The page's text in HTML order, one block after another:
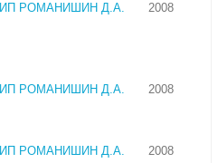
ИП РОМАНИШИН Д.А. 2008
ИП РОМАНИШИН Д.А. 2008
ИП РОМАНИШИН Д.А. 2008